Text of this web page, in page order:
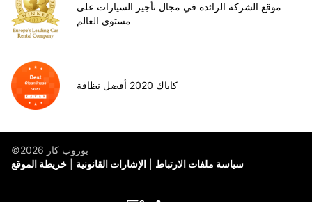
موقع الشركة الرائدة في مجال تأجير السيارات على
مستوى العالم
كاياك 2020 أفضل نظافة
©يوروب كار 2026
خريطة الموقع
الإشارات القانونية سياسة ملفات الارتباط